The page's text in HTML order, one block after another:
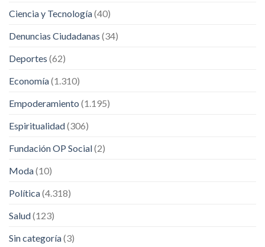
Ciencia y Tecnología(40)
Denuncias Ciudadanas (34)
Deportes (62)
Economía(1.310)
Empoderamiento (1.195)
Espiritualidad(306)
Fundación OP Social(2)
Moda(10)
Política(4.318)
Salud(123)
Sin categoría(3)